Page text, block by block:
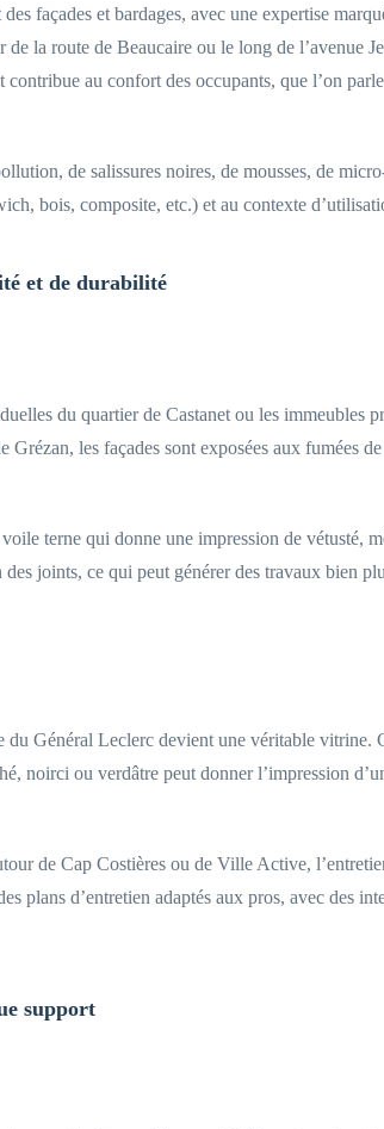
façades et bardages, avec une expertise
la route de Beaucaire ou le long de l’avenue
au confort des occupants, que l’on
de salissures noires, de mousses, de
bois, composite, etc.) et au contexte
et de durabilité
du quartier de Castanet ou les
les façades sont exposées aux fumées
terne qui donne une impression de vétusté,
joints, ce qui peut générer des travaux bien
Général Leclerc devient une véritable vitrine.
noirci ou verdâtre peut donner l’impression
de Cap Costières ou de Ville Active,
plans d’entretien adaptés aux pros, avec des
support